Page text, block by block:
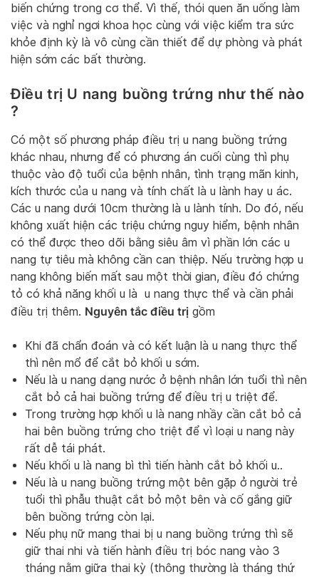
biến chứng trong cơ thể. Vì thế, thói quen ăn uống làm
việc và nghỉ ngơi khoa học cùng với việc kiểm tra sức
khỏe định kỳ là vô cùng cần thiết để dự phòng và phát
hiện sớm các bất thường.
Điều trị U nang buồng trứng như thế nào
?
Có một số phương pháp điều trị u nang buồng trứng
khác nhau, nhưng để có phương án cuối cùng thì phụ
thuộc vào độ tuổi của bệnh nhân, tình trạng mãn kinh,
kích thước của u nang và tính chất là u lành hay u ác.
Các u nang dưới 10cm thường là u lành tính. Do đó, nếu
không xuất hiện các triệu chứng nguy hiểm, bệnh nhân
có thể được theo dõi bằng siêu âm vì phần lớn các u
nang tự tiêu mà không cần can thiệp. Nếu trường hợp u
nang không biến mất sau một thời gian, điều đó chứng
tỏ có khả năng khối u là u nang thực thể và cần phải
điều trị thêm. Nguyên tắc điều trị gồm
Khi đã chẩn đoán và có kết luận là u nang thực thể
thì nên mổ để cắt bỏ khối u sớm.
Nếu là u nang dạng nước ở bệnh nhân lớn tuổi thì nên
cắt bỏ cả hai buồng trứng để điều trị u triệt để.
Trong trường hợp khối u là nang nhầy cần cắt bỏ cả
hai bên buồng trứng cho triệt để vì loại u nang này
rất dễ tái phát.
Nếu khối u là nang bì thì tiến hành cắt bỏ khối u..
Nếu là u nang buồng trứng một bên gặp ở người trẻ
tuổi thì phẫu thuật cắt bỏ một bên và cố gắng giữ
bên buồng trứng còn lại.
Nếu phụ nữ mang thai bị u nang buồng trứng thì sẽ
giữ thai nhi và tiến hành điều trị bóc nang vào 3
tháng nằm giữa thai kỳ (thông thường là tháng thứ